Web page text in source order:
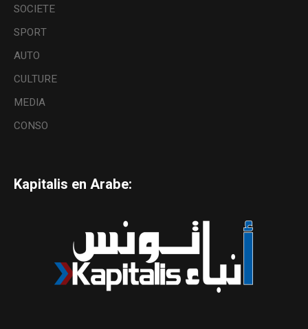
SOCIETE
SPORT
AUTO
CULTURE
MEDIA
CONSO
Kapitalis en Arabe: